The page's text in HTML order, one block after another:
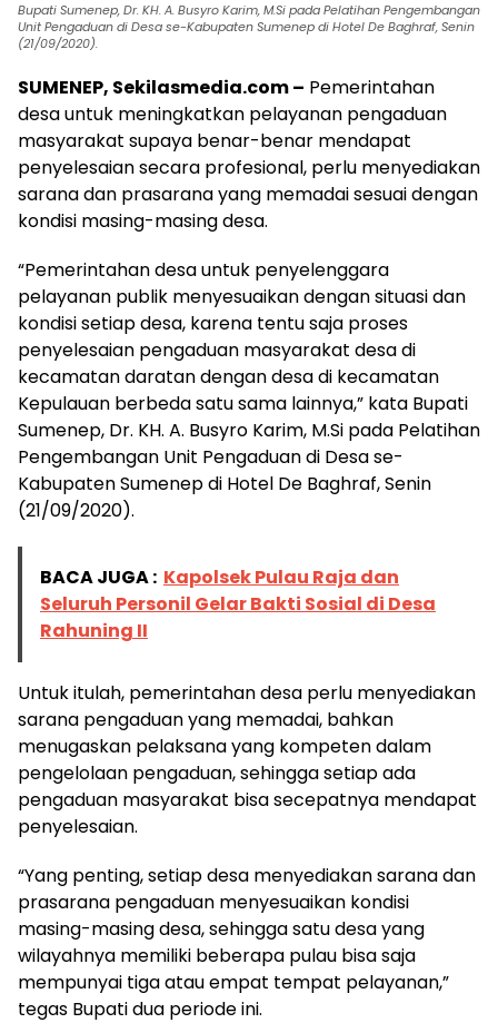
Bupati Sumenep, Dr. KH. A. Busyro Karim, M.Si pada Pelatihan Pengembangan
Unit Pengaduan di Desa se-Kabupaten Sumenep di Hotel De Baghraf, Senin
(21/09/2020).
SUMENEP, Sekilasmedia.com – Pemerintahan
desa untuk meningkatkan pelayanan pengaduan
masyarakat supaya benar-benar mendapat
penyelesaian secara profesional, perlu menyediakan
sarana dan prasarana yang memadai sesuai dengan
kondisi masing-masing desa.
“Pemerintahan desa untuk penyelenggara
pelayanan publik menyesuaikan dengan situasi dan
kondisi setiap desa, karena tentu saja proses
penyelesaian pengaduan masyarakat desa di
kecamatan daratan dengan desa di kecamatan
Kepulauan berbeda satu sama lainnya,” kata Bupati
Sumenep, Dr. KH. A. Busyro Karim, M.Si pada Pelatihan
Pengembangan Unit Pengaduan di Desa se-
Kabupaten Sumenep di Hotel De Baghraf, Senin
(21/09/2020).
BACA JUGA : Kapolsek Pulau Raja dan
Seluruh Personil Gelar Bakti Sosial di Desa
Rahuning II
Untuk itulah, pemerintahan desa perlu menyediakan
sarana pengaduan yang memadai, bahkan
menugaskan pelaksana yang kompeten dalam
pengelolaan pengaduan, sehingga setiap ada
pengaduan masyarakat bisa secepatnya mendapat
penyelesaian.
“Yang penting, setiap desa menyediakan sarana dan
prasarana pengaduan menyesuaikan kondisi
masing-masing desa, sehingga satu desa yang
wilayahnya memiliki beberapa pulau bisa saja
mempunyai tiga atau empat tempat pelayanan,”
tegas Bupati dua periode ini.